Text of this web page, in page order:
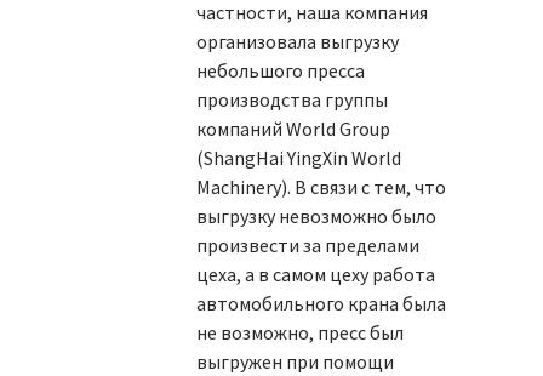
частности, наша компания
организовала выгрузку
небольшого пресса
производства группы
компаний World Group
(ShangHai YingXin World
Machinery). В связи с тем, что
выгрузку невозможно было
произвести за пределами
цеха, а в самом цеху работа
автомобильного крана была
не возможно, пресс был
выгружен при помощи